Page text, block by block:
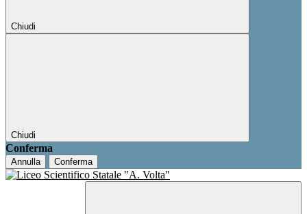
Chiudi
Chiudi
Conferma
Annulla Conferma